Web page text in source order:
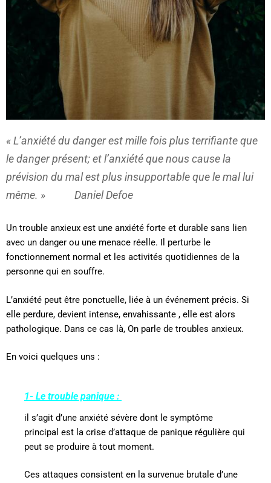
« L’anxiété du danger est mille fois plus terrifiante que
le danger présent; et l’anxiété que nous cause la
prévision du mal est plus insupportable que le mal lui
même. » Daniel Defoe
Un trouble anxieux est une anxiété forte et durable sans lien
avec un danger ou une menace réelle. Il perturbe le
fonctionnement normal et les activités quotidiennes de la
personne qui en souffre.
L’anxiété peut être ponctuelle, liée à un événement précis. Si
elle perdure, devient intense, envahissante , elle est alors
pathologique. Dans ce cas là, On parle de troubles anxieux.
En voici quelques uns :
1- Le trouble panique :
il s’agit d’une anxiété sévère dont le symptôme
principal est la crise d’attaque de panique régulière qui
peut se produire à tout moment.
Ces attaques consistent en la survenue brutale d’une